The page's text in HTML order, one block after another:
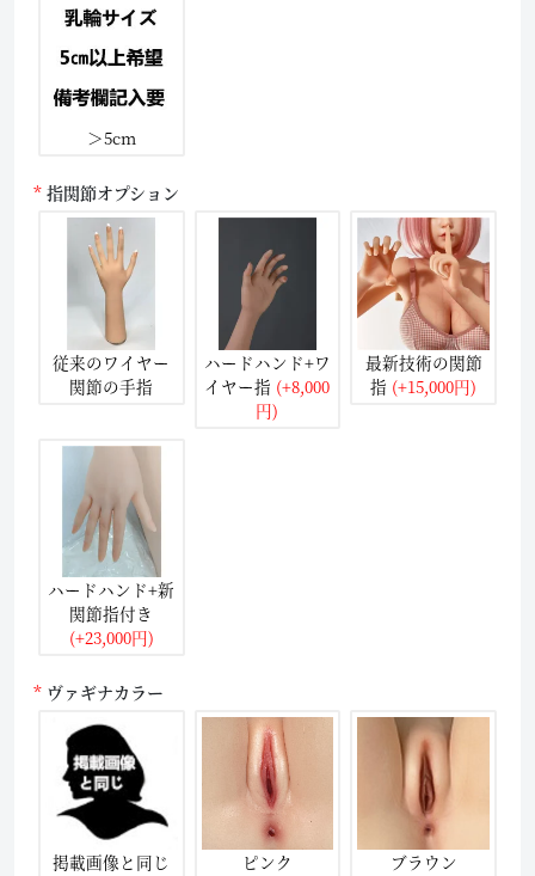
＞5cm
指関節オプション
従来のワイヤー
関節の手指
ハードハンド+ワ
イヤー指 (+8,000
円)
最新技術の関節
指 (+15,000円)
ハードハンド+新
関節指付き
(+23,000円)
ヴァギナカラー
掲載画像と同じ ピンク ブラウン